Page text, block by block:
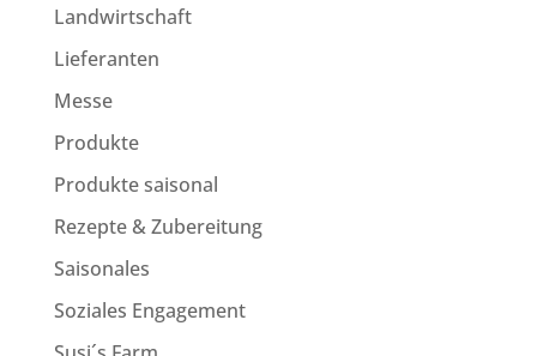
Landwirtschaft
Lieferanten
Messe
Produkte
Produkte saisonal
Rezepte & Zubereitung
Saisonales
Soziales Engagement